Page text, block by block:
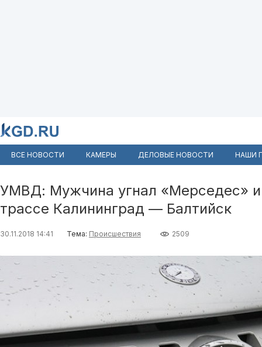
ВСЕ НОВОСТИ КАМЕРЫ ДЕЛОВЫЕ НОВОСТИ НАШИ
УМВД: Мужчина угнал «Мерседес» и
трассе Калининград — Балтийск
30.11.2018 14:41 Тема: Происшествия 2509